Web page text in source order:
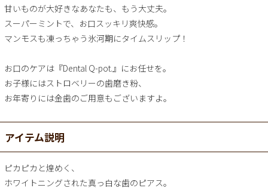
甘いものが大好きなあなたも、もう大丈夫。
スーパーミントで、お口スッキリ爽快感。
マンモスも凍っちゃう氷河期にタイムスリップ！
お口のケアは『Dental Q-pot.』にお任せを。
お子様にはストロベリーの歯磨き粉、
お年寄りには金歯のご用意もございますよ。
アイテム説明
ピカピカと煌めく、
ホワイトニングされた真っ白な歯のピアス。